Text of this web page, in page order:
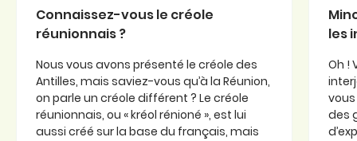
Connaissez-vous le créole
réunionnais ?
Nous vous avons présenté le créole des
Antilles, mais saviez-vous qu’à la Réunion,
on parle un créole différent ? Le créole
réunionnais, ou « kréol rénioné », est lui
aussi créé sur la base du français, mais
les
Oh !
des